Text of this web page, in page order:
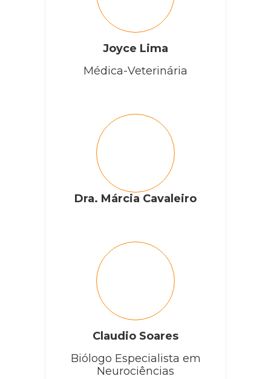
Joyce Lima
Médica-Veterinária
Dra. Márcia Cavaleiro
Claudio Soares
Biólogo Especialista em
Neurociências